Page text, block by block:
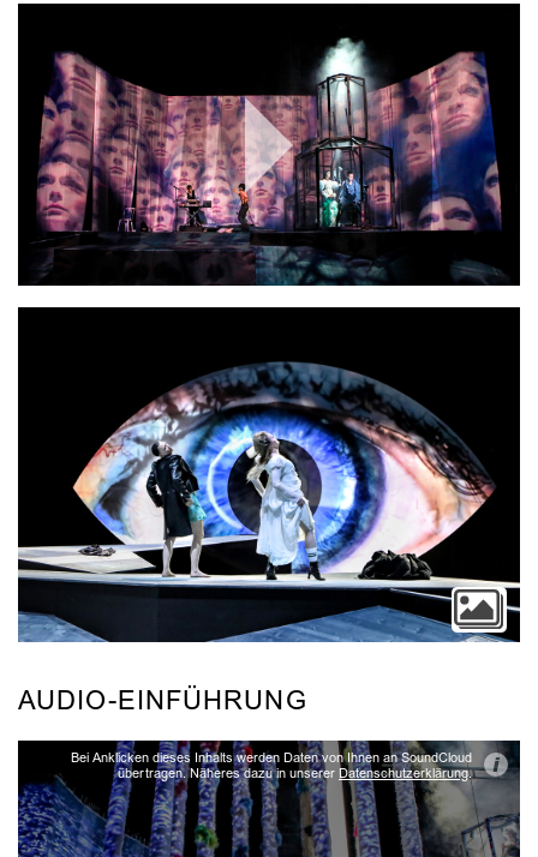
Play
Video
AUDIO-EINFÜHRUNG
Bei Anklicken dieses Inhalts werden Daten von Ihnen an SoundCloud
übertragen. Näheres dazu in unserer Datenschutzerklärung. i